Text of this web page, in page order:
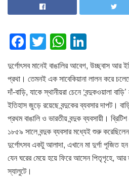
F
a
c
e
b
o
o
k
T
wi
tt
er
W
h
at
s
A
p
p
n
k
e
dI
n
দুর্গোৎসব মানেই বাঙালির আবেগ, উচ্ছ্বাস আর
প্রথা। তেমনই এক সাবেকিয়ানা লালন করে
দাঁ-বাড়ি, যাকে স্থানীয়রা চেনে ‘বন্দুকওয়ালা
ইতিহাস জুড়ে রয়েছে বন্দুকের ব্যবসার দাপট।
প্রথম বাঙালি ও ভারতীয় বন্দুক ব্যবসায়ী।
১৮৫৯ সালে বন্দুক ব্যবসার মধ্যেই শুরু
দুর্গোৎসব একটু আলাদা, এখানে মা দুর্গা পূজিত
যেন ঘরের মেয়ে হয়ে ফিরে আসেন পিতৃগৃহে, আর
স্যালুটে।